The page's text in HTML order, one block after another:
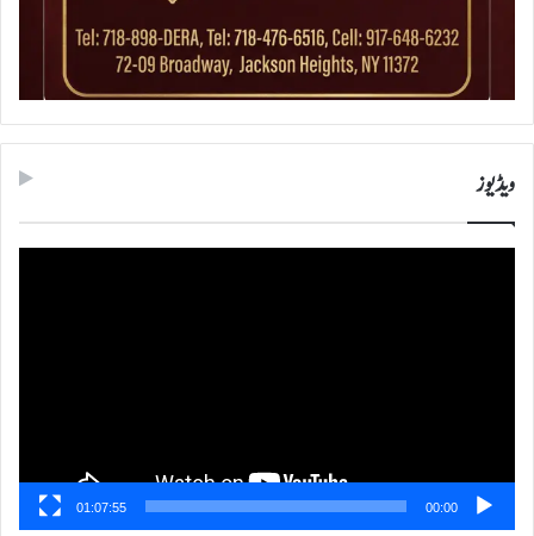
ویڈیوز
00:00
01:07:55